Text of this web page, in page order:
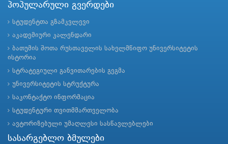
პოპულარული გვერდები
სტუდენტთა გზამკვლევი
აკადემიური კალენდარი
ბათუმის შოთა რუსთაველის სახელმწიფო უნივერსიტეტის
ისტორია
სტრატეგიული განვითარების გეგმა
უნივერსიტეტის სტრუქტურა
საკონტაქტო ინფორმაცია
სტუდენტური თვითმმართველობა
ავტორიზებული უმაღლესი სასწავლებლები
სასარგებლო ბმულები